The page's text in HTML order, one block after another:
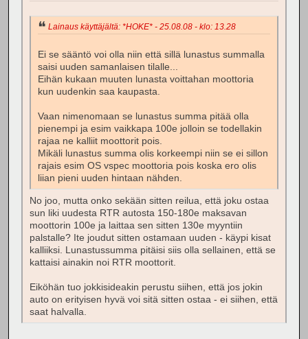
Lainaus käyttäjältä: *HOKE* - 25.08.08 - klo: 13.28
Ei se sääntö voi olla niin että sillä lunastus summalla
saisi uuden samanlaisen tilalle...
Eihän kukaan muuten lunasta voittahan moottoria
kun uudenkin saa kaupasta.
Vaan nimenomaan se lunastus summa pitää olla
pienempi ja esim vaikkapa 100e jolloin se todellakin
rajaa ne kalliit moottorit pois.
Mikäli lunastus summa olis korkeempi niin se ei sillon
rajais esim OS vspec moottoria pois koska ero olis
liian pieni uuden hintaan nähden.
No joo, mutta onko sekään sitten reilua, että joku ostaa
sun liki uudesta RTR autosta 150-180e maksavan
moottorin 100e ja laittaa sen sitten 130e myyntiin
palstalle? Ite joudut sitten ostamaan uuden - käypi kisat
kalliiksi. Lunastussumma pitäisi siis olla sellainen, että se
kattaisi ainakin noi RTR moottorit.
Eiköhän tuo jokkisideakin perustu siihen, että jos jokin
auto on erityisen hyvä voi sitä sitten ostaa - ei siihen, että
saat halvalla.